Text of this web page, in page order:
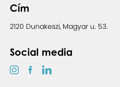
Cím
2120 Dunakeszi, Magyar u. 53.
Social media